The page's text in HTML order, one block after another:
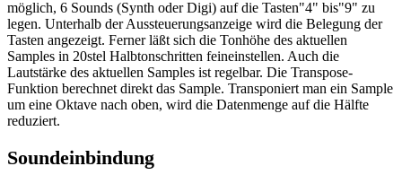
möglich, 6 Sounds (Synth oder Digi) auf die Tasten"4" bis"9" zu
legen. Unterhalb der Aussteuerungsanzeige wird die Belegung der
Tasten angezeigt. Ferner läßt sich die Tonhöhe des aktuellen
Samples in 20stel Halbtonschritten feineinstellen. Auch die
Lautstärke des aktuellen Samples ist regelbar. Die Transpose-
Funktion berechnet direkt das Sample. Transponiert man ein Sample
um eine Oktave nach oben, wird die Datenmenge auf die Hälfte
reduziert.
Soundeinbindung